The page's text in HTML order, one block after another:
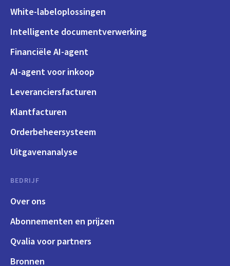
White-labeloplossingen
Intelligente documentverwerking
Financiële AI-agent
AI-agent voor inkoop
Leveranciersfacturen
Klantfacturen
Orderbeheersysteem
Uitgavenanalyse
BEDRIJF
Over ons
Abonnementen en prijzen
Qvalia voor partners
Bronnen